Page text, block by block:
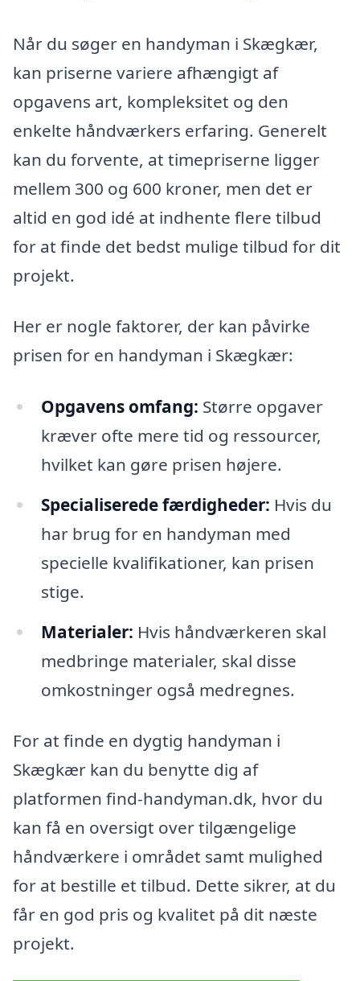
Når du søger en handyman i Skægkær,
kan priserne variere afhængigt af
opgavens art, kompleksitet og den
enkelte håndværkers erfaring. Generelt
kan du forvente, at timepriserne ligger
mellem 300 og 600 kroner, men det er
altid en god idé at indhente flere tilbud
for at finde det bedst mulige tilbud for dit
projekt.
Her er nogle faktorer, der kan påvirke
prisen for en handyman i Skægkær:
Opgavens omfang: Større opgaver
kræver ofte mere tid og ressourcer,
hvilket kan gøre prisen højere.
Specialiserede færdigheder: Hvis du
har brug for en handyman med
specielle kvalifikationer, kan prisen
stige.
Materialer: Hvis håndværkeren skal
medbringe materialer, skal disse
omkostninger også medregnes.
For at finde en dygtig handyman i
Skægkær kan du benytte dig af
platformen find-handyman.dk, hvor du
kan få en oversigt over tilgængelige
håndværkere i området samt mulighed
for at bestille et tilbud. Dette sikrer, at du
får en god pris og kvalitet på dit næste
projekt.